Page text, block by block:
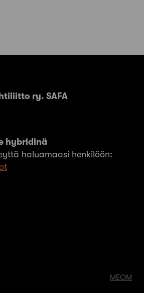
ry. SAFA
hybridinä
haluamaasi henkilöön:
MEOM